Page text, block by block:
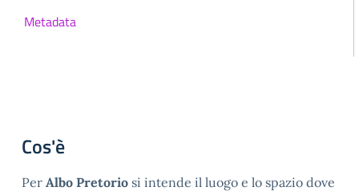
Metadata
Cos'è
Per Albo Pretorio si intende il luogo e lo spazio dove